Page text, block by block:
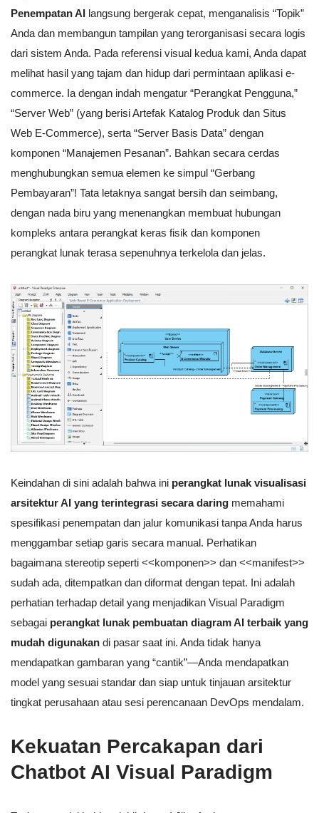
Penempatan AI langsung bergerak cepat, menganalisis “Topik”
Anda dan membangun tampilan yang terorganisasi secara logis
dari sistem Anda. Pada referensi visual kedua kami, Anda dapat
melihat hasil yang tajam dan hidup dari permintaan aplikasi e-
commerce. Ia dengan indah mengatur “Perangkat Pengguna,”
“Server Web” (yang berisi Artefak Katalog Produk dan Situs
Web E-Commerce), serta “Server Basis Data” dengan
komponen “Manajemen Pesanan”. Bahkan secara cerdas
menghubungkan semua elemen ke simpul “Gerbang
Pembayaran”! Tata letaknya sangat bersih dan seimbang,
dengan nada biru yang menenangkan membuat hubungan
kompleks antara perangkat keras fisik dan komponen
perangkat lunak terasa sepenuhnya terkelola dan jelas.
Keindahan di sini adalah bahwa ini perangkat lunak visualisasi
arsitektur AI yang terintegrasi secara daring memahami
spesifikasi penempatan dan jalur komunikasi tanpa Anda harus
menggambar setiap garis secara manual. Perhatikan
bagaimana stereotip seperti <<komponen>> dan <<manifest>>
sudah ada, ditempatkan dan diformat dengan tepat. Ini adalah
perhatian terhadap detail yang menjadikan Visual Paradigm
sebagai perangkat lunak pembuatan diagram AI terbaik yang
mudah digunakan di pasar saat ini. Anda tidak hanya
mendapatkan gambaran yang “cantik”—Anda mendapatkan
model yang sesuai standar dan siap untuk tinjauan arsitektur
tingkat perusahaan atau sesi perencanaan DevOps mendalam.
Kekuatan Percakapan dari
Chatbot AI Visual Paradigm